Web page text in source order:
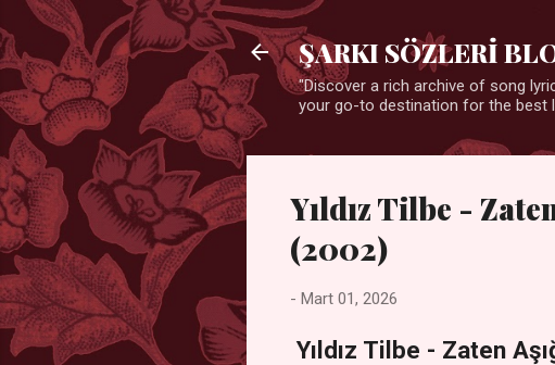
ŞARKI SÖZLERİ
"Discover a rich archive of song
your go-to destination for the best
Yıldız Tilbe -
(2002)
- Mart 01, 2026
Yıldız Tilbe - Zaten